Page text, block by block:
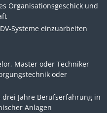
Organisationsgeschick und
Systeme einzuarbeiten
Master oder Techniker
oder
Jahre Berufserfahrung in
Anlagen